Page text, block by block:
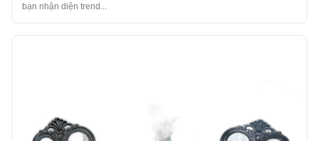
bạn nhận diện trend...